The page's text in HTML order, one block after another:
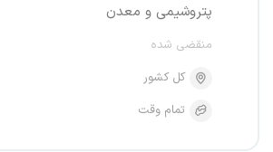
پتروشیمی و معدن
منقضی شده
کل کشور
تمام وقت